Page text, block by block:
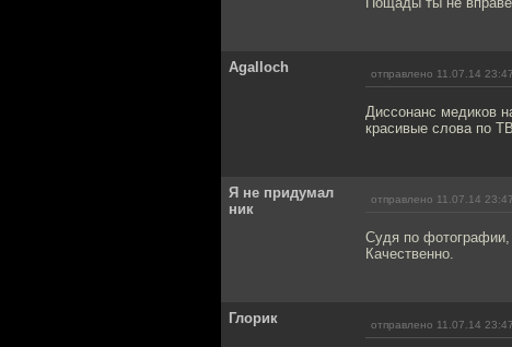
Agalloch отправлено 11.07.14 23:47
Диссонанс медиков
красивые слова по
Я не придумал
ник
отправлено 11.07.14 23:47
Судя по
Качественно.
Глорик отправлено 11.07.14 23:47